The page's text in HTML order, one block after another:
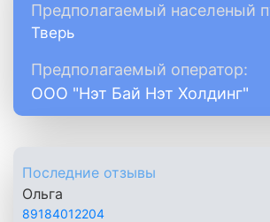
Предполагаемый населеный
Тверь
Предполагаемый оператор:
ООО "Нэт Бай Нэт Холдинг"
Последние отзывы
Ольга
89184012204